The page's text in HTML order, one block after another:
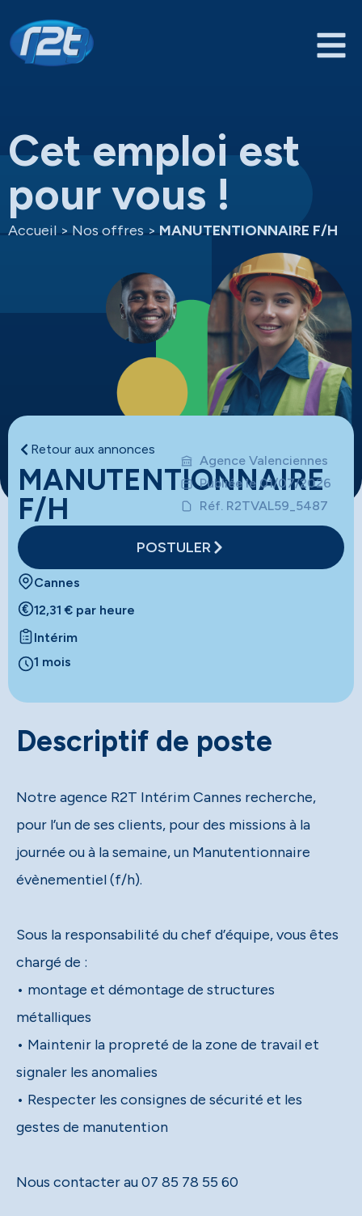
Cet emploi est
pour vous !
Accueil > Nos offres > MANUTENTIONNAIRE F/H
Retour aux annonces
MANUTENTIONNAIRE
F/H
Agence Valenciennes
Publiée le 01/07/2026
Réf. R2TVAL59_5487
POSTULER
Cannes
12,31 € par heure
Intérim
1 mois
Descriptif de poste
Notre agence R2T Intérim Cannes recherche,
pour l’un de ses clients, pour des missions à la
journée ou à la semaine, un Manutentionnaire
évènementiel (f/h).
Sous la responsabilité du chef d’équipe, vous êtes
chargé de :
• montage et démontage de structures
métalliques
• Maintenir la propreté de la zone de travail et
signaler les anomalies
• Respecter les consignes de sécurité et les
gestes de manutention
Nous contacter au 07 85 78 55 60